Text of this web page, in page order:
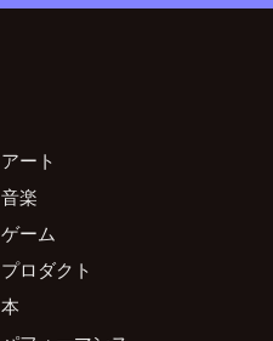
アート
音楽
ゲーム
プロダクト
本